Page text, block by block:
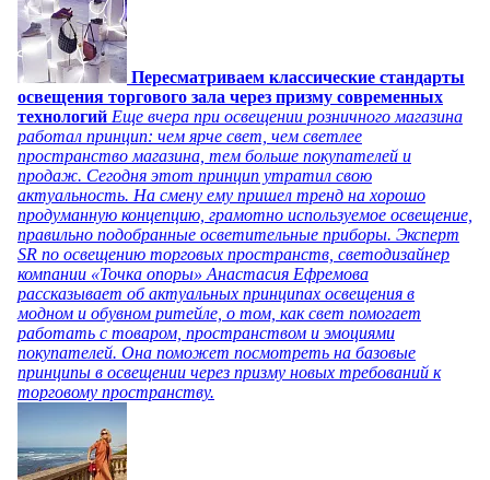
Пересматриваем классические стандарты
освещения торгового зала через призму современных
технологий Еще вчера при освещении розничного магазина
работал принцип: чем ярче свет, чем светлее
пространство магазина, тем больше покупателей и
продаж. Сегодня этот принцип утратил свою
актуальность. На смену ему пришел тренд на хорошо
продуманную концепцию, грамотно используемое освещение,
правильно подобранные осветительные приборы. Эксперт
SR по освещению торговых пространств, светодизайнер
компании «Точка опоры» Анастасия Ефремова
рассказывает об актуальных принципах освещения в
модном и обувном ритейле, о том, как свет помогает
работать с товаром, пространством и эмоциями
покупателей. Она поможет посмотреть на базовые
принципы в освещении через призму новых требований к
торговому пространству.